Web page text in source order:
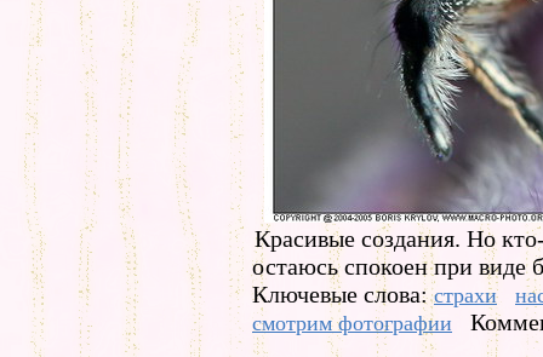
Красивые создания. Но
остаюсь спокоен при виде
Ключевые слова:страхи
смотрим фотографии